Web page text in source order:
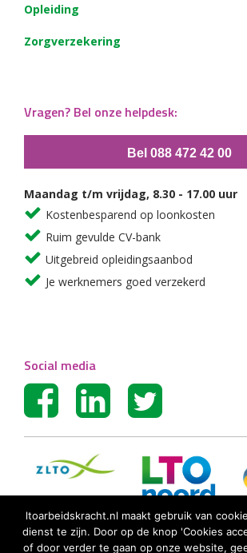
Opleiding
Zorgverzekering
Vragen? Bel onze helpdesk:
Bel 088 472 42 00
Maandag t/m vrijdag, 8.30 - 17.00 uur
Kostenbesparend op loonkosten
Ruim gevulde CV-bank
Uitgebreid opleidingsaanbod
Je werknemers goed verzekerd
Social media
ltoarbeidskracht.nl maakt gebruik van
dienst te zijn. Door op de knop 'Cookies
of door verder te gaan op onze website,